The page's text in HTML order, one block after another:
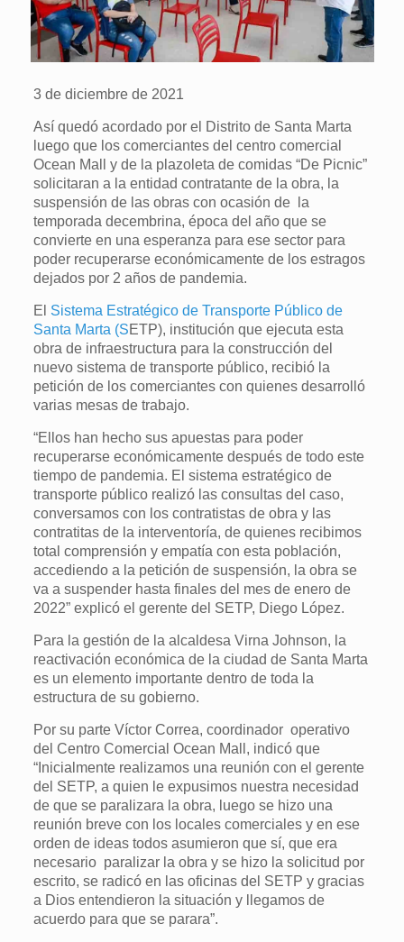
3 de diciembre de 2021
Así quedó acordado por el Distrito de Santa Marta
luego que los comerciantes del centro comercial
Ocean Mall y de la plazoleta de comidas “De Picnic”
solicitaran a la entidad contratante de la obra, la
suspensión de las obras con ocasión de la
temporada decembrina, época del año que se
convierte en una esperanza para ese sector para
poder recuperarse económicamente de los estragos
dejados por 2 años de pandemia.
El Sistema Estratégico de Transporte Público de
Santa Marta (SETP), institución que ejecuta esta
obra de infraestructura para la construcción del
nuevo sistema de transporte público, recibió la
petición de los comerciantes con quienes desarrolló
varias mesas de trabajo.
“Ellos han hecho sus apuestas para poder
recuperarse económicamente después de todo este
tiempo de pandemia. El sistema estratégico de
transporte público realizó las consultas del caso,
conversamos con los contratistas de obra y las
contratitas de la interventoría, de quienes recibimos
total comprensión y empatía con esta población,
accediendo a la petición de suspensión, la obra se
va a suspender hasta finales del mes de enero de
2022” explicó el gerente del SETP, Diego López.
Para la gestión de la alcaldesa Virna Johnson, la
reactivación económica de la ciudad de Santa Marta
es un elemento importante dentro de toda la
estructura de su gobierno.
Por su parte Víctor Correa, coordinador operativo
del Centro Comercial Ocean Mall, indicó que
“Inicialmente realizamos una reunión con el gerente
del SETP, a quien le expusimos nuestra necesidad
de que se paralizara la obra, luego se hizo una
reunión breve con los locales comerciales y en ese
orden de ideas todos asumieron que sí, que era
necesario paralizar la obra y se hizo la solicitud por
escrito, se radicó en las oficinas del SETP y gracias
a Dios entendieron la situación y llegamos de
acuerdo para que se parara”.